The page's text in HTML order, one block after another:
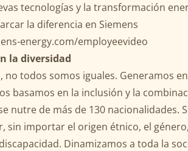
tecnologías y la transformación
la diferencia en Siemens
energy.com/employeevideo
la diversidad
todos somos iguales. Generamos
basamos en la inclusión y la
nutre de más de 130 nacionalidades.
sin importar el origen étnico, el
Dinamizamos a toda la